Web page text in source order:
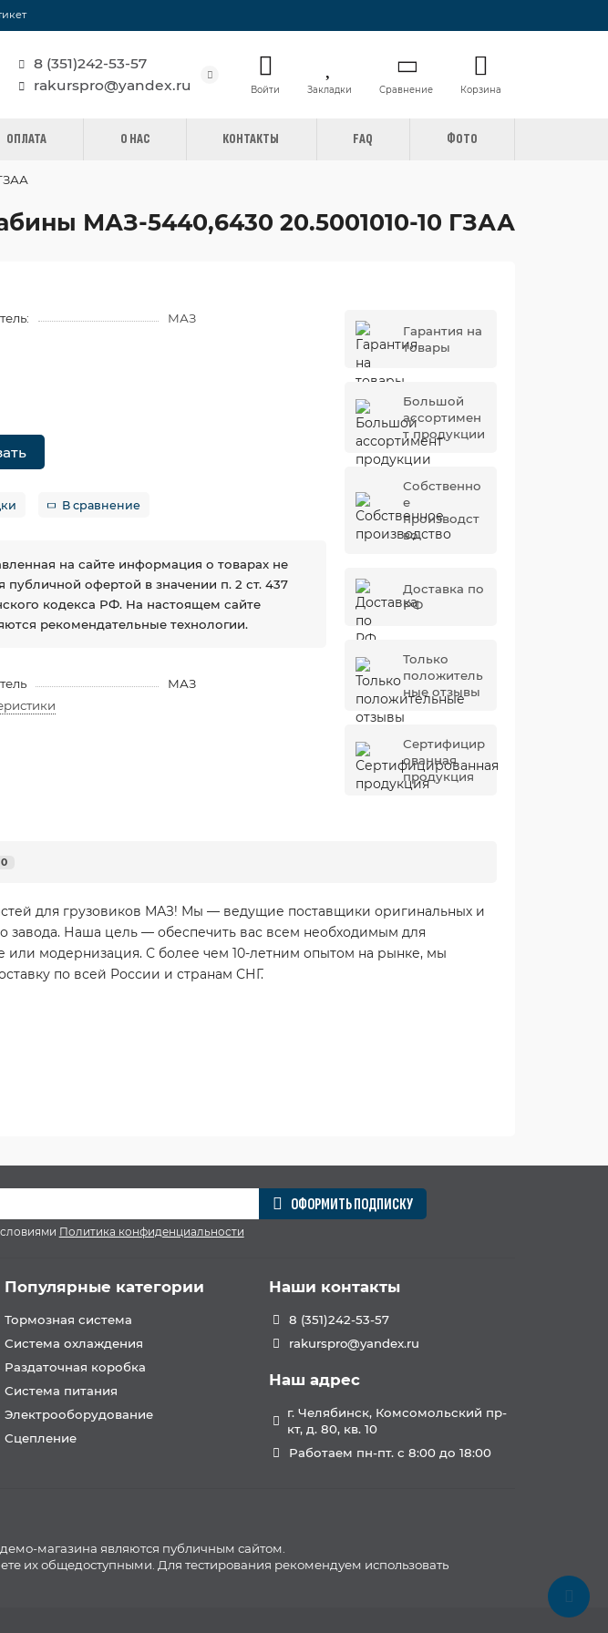
8 (351)242-53-57
rakurspro@yandex.ru
Войти Закладки Сравнение Корзина
ОПЛАТА О НАС КОНТАКТЫ FAQ ФОТО
МАЗ-5440,6430 20.5001010-10 ГЗАА
МАЗ
В сравнение
на сайте информация о товарах не
публичной офертой в значении п. 2 ст. 437
кодекса РФ. На настоящем сайте
рекомендательные технологии.
МАЗ
Гарантия на
товары
Большой
ассортимен
т продукции
Собственно
е
производст
во
Доставка по
РФ
Только
положитель
ные отзывы
Сертифицир
ованная
продукция
0
для грузовиков МАЗ! Мы — ведущие поставщики оригинальных и
завода. Наша цель — обеспечить вас всем необходимым для
или модернизация. С более чем 10-летним опытом на рынке, мы
по всей России и странам СНГ.
ОФОРМИТЬ ПОДПИСКУ
Политика конфиденциальности
Популярные категории
Тормозная система
Система охлаждения
Раздаточная коробка
Система питания
Электрооборудование
Сцепление
Наши контакты
8 (351)242-53-57
rakurspro@yandex.ru
Наш адрес
г. Челябинск, Комсомольский пр-
кт, д. 80, кв. 10
Работаем пн-пт. с 8:00 до 18:00
магазина являются публичным сайтом.
их общедоступными. Для тестирования рекомендуем использовать